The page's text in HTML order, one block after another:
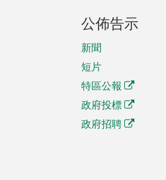
公佈告示
新聞
短片
特區公報
政府投標
政府招聘